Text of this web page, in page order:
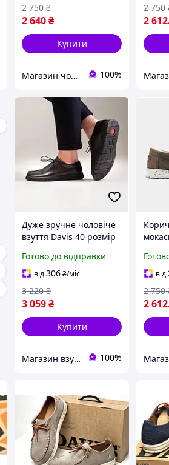
2 640₴
2 750 ₴
Купити
Магазин чоловічого взуття Bims.shoes 100%
2 612
2 750
Дуже зручне чоловіче
взуття Davis 40 розмір
Готово до відправки
від306₴/міс
3 059₴
3 220 ₴
Купити
Магазин взуття Brogue.com.ua 100%
від
2 612
2 750